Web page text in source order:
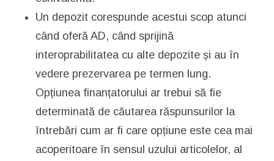
Un depozit corespunde acestui scop atunci
când oferă AD, când sprijină
interoprabilitatea cu alte depozite și au în
vedere prezervarea pe termen lung.
Opțiunea finanțatorului ar trebui să fie
determinată de căutarea răspunsurilor la
întrebări cum ar fi care opțiune este cea mai
acoperitoare în sensul uzului articolelor, al